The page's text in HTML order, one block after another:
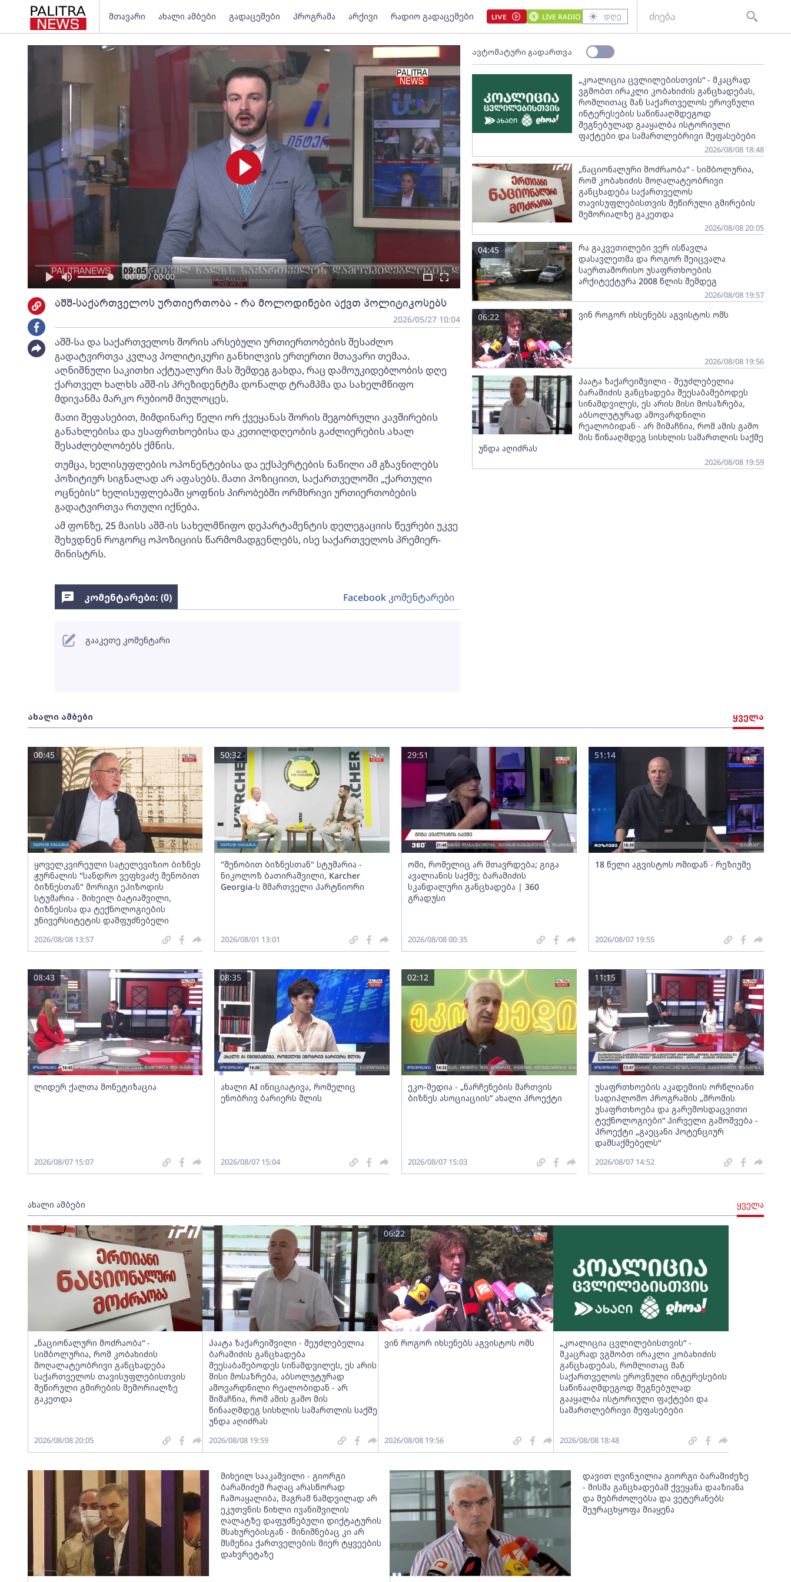
მთავარი ახალი ამბები გადაცემები პროგრამა არქივი რადიო გადაცემები LIVE LIVE RADIO დღე
00:00 / 00:00
აშშ-საქართველოს ურთიერთობა - რა მოლოდინები აქვთ პოლიტიკოსებს
2026/05/27 10:04
აშშ-სა და საქართველოს შორის არსებული ურთიერთობების შესაძლო
გადატვირთვა კვლავ პოლიტიკური განხილვის ერთერთი მთავარი თემაა.
აღნიშნული საკითხი აქტუალური მას შემდეგ გახდა, რაც დამოუკიდებლობის დღე
ქართველ ხალხს აშშ-ის პრეზიდენტმა დონალდ ტრამპმა და სახელმწიფო
მდივანმა მარკო რუბიომ მიულოცეს.
მათი შეფასებით, მიმდინარე წელი ორ ქვეყანას შორის მეგობრული კავშირების
განახლებისა და უსაფრთხოებისა და კეთილდღეობის გაძლიერების ახალ
შესაძლებლობებს ქმნის.
თუმცა, ხელისუფლების ოპონენტებისა და ექსპერტების ნაწილი ამ გზავნილებს
პოზიტიურ სიგნალად არ აფასებს. მათი პოზიციით, საქართველოში „ქართული
ოცნების“ ხელისუფლებაში ყოფნის პირობებში ორმხრივი ურთიერთობების
გადატვირთვა რთული იქნება.
ამ ფონზე, 25 მაისს აშშ-ის სახელმწიფო დეპარტამენტის დელეგაციის წევრები უკვე
შეხვდნენ როგორც ოპოზიციის წარმომადგენლებს, ისე საქართველოს პრემიერ-
მინისტრს.
ავტომატური გადართვა
„კოალიცია ცვლილებისთვის“ - მკაცრად
ვგმობთ ირაკლი კობახიძის განცხადებას,
რომლითაც მან საქართველოს ეროვნული
ინტერესების საწინააღმდეგოდ
შეგნებულად გააყალბა ისტორიული
ფაქტები და სამართლებრივი შეფასებები
2026/08/08 18:48
„ნაციონალური მოძრაობა“ - სიმბოლურია,
რომ კობახიძის მოღალატეობრივი
განცხადება საქართველოს
თავისუფლებისთვის შეწირული გმირების
მემორიალზე გაკეთდა
2026/08/08 20:05
რა გაკვეთილები ვერ ისწავლა
დასავლეთმა და როგორ შეიცვალა
საერთაშორისო უსაფრთხოების
არქიტექტურა 2008 წლის შემდეგ
04:45
2026/08/08 19:57
ვინ როგორ იხსენებს აგვისტოს ომს
06:22
2026/08/08 19:56
პაატა ზაქარეიშვილი - შეუძლებელია
ბარამიძის განცხადება შეესაბამებოდეს
სინამდვილეს, ეს არის მისი მოსაზრება,
აბსოლუტურად ამოვარდნილი
რეალობიდან - არ მიმაჩნია, რომ ამის გამო
მის წინააღმდეგ სისხლის სამართლის საქმე
უნდა აღიძრას
2026/08/08 19:59
ახალი ამბები ყველა
ყოველკვირეული სატელევიზიო ბიზნეს
ჟურნალის "სანდრო ვეფხვაძე შენობით
ბიზნესთან" მორიგი ეპიზოდის
სტუმარია - მიხეილ ბატიაშვილი,
ბიზნესისა და ტექნოლოგიების
უნივერსიტეტის დამფუძნებელი
00:45
2026/08/08 13:57
"შენობით ბიზნესთან" სტუმარია -
ნიკოლოზ ბათირაშვილი, Karcher
Georgia-ს მმართველი პარტნიორი
50:32
2026/08/01 13:01
ომი, რომელიც არ მთავრდება; გიგა
ავალიანის საქმე; ბარამიძის
სკანდალური განცხადება | 360
გრადუსი
29:51
2026/08/08 00:35
18 წელი აგვისტოს ომიდან - რეზიუმე
51:14
2026/08/07 19:55
ლიდერ ქალთა მონეტიზაცია
08:43
2026/08/07 15:07
ახალი AI ინიციატივა, რომელიც
ენობრივ ბარიერს შლის
08:35
2026/08/07 15:04
ეკო-მედია - „ნარჩენების მართვის
ბიზნეს ასოციაციის” ახალი პროექტი
02:12
2026/08/07 15:03
უსაფრთხოების აკადემიის ორწლიანი
სადიპლომო პროგრამის „შრომის
უსაფრთხოება და გარემოსდაცვითი
ტექნოლოგიები“ პირველი გამოშვება -
პროექტი „გაეცანი პოტენციურ
დამსაქმებელს“
11:15
2026/08/07 14:52
ახალი ამბები ყველა
„ნაციონალური მოძრაობა“ -
სიმბოლურია, რომ კობახიძის
მოღალატეობრივი განცხადება
საქართველოს თავისუფლებისთვის
შეწირული გმირების მემორიალზე
გაკეთდა
2026/08/08 20:05
პაატა ზაქარეიშვილი - შეუძლებელია
ბარამიძის განცხადება
შეესაბამებოდეს სინამდვილეს, ეს არის
მისი მოსაზრება, აბსოლუტურად
ამოვარდნილი რეალობიდან - არ
მიმაჩნია, რომ ამის გამო მის
წინააღმდეგ სისხლის სამართლის საქმე
უნდა აღიძრას
2026/08/08 19:59
ვინ როგორ იხსენებს აგვისტოს ომს
06:22
2026/08/08 19:56
„კოალიცია ცვლილებისთვის“ -
მკაცრად ვგმობთ ირაკლი კობახიძის
განცხადებას, რომლითაც მან
საქართველოს ეროვნული ინტერესების
საწინააღმდეგოდ შეგნებულად
გააყალბა ისტორიული ფაქტები და
სამართლებრივი შეფასებები
2026/08/08 18:48
მიხეილ სააკაშვილი - გიორგი
ბარამიძემ რაღაც არასწორად
ჩამოაყალიბა, მაგრამ ნამდვილად არ
ეკუთვნის წიხლი ივანიშვილის
ღალატზე დაფუძნებული დიქტატურის
მსახურებისგან - მინიშნებაც კი არ
მსმენია ქართველების მიერ ტყვეების
დახვრეტაზე
დავით ღვინჯილია გიორგი ბარამიძეზე
- მისმა განცხადებამ ქვეყანა დააზიანა
და მებრძოლებსა და ვეტერანებს
შეურაცხყოფა მიაყენა
კომენტარები: (0) Facebook კომენტარები
გააკეთე კომენტარი